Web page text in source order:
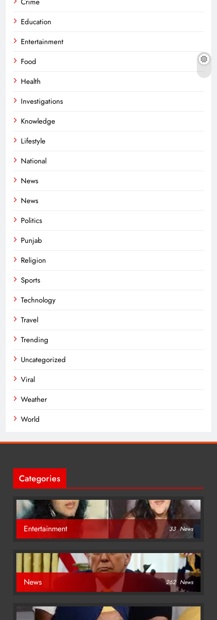
Education
Entertainment
Food
Health
Investigations
Knowledge
Lifestyle
National
News
News
Politics
Punjab
Religion
Sports
Technology
Travel
Trending
Uncategorized
Viral
Weather
World
Categories
Entertainment 33 News
News 262 News